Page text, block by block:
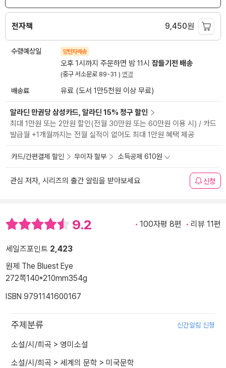
전자책 9,450원
수령예상일 양탄자배송
오후 1시까지 주문하면 밤 11시 잠들기전 배송
(중구 서소문로 89-31 ) 변경
배송료 유료 (도서 1만5천원 이상 무료)
알라딘 만권당 삼성카드, 알라딘 15% 청구 할인
최대 1만원 또는 2만원 할인(전월 30만원 또는 60만원 이용 시) / 카드
발급월 +1개월까지는 전월 실적이 없어도 최대 1만원 혜택 제공
카드/간편결제 할인 무이자 할부 소득공제 610원
관심 저자, 시리즈의 출간 알림을 받아보세요 신청
9.2 100자평 8편 리뷰 11편
세일즈포인트 2,423
원제 The Bluest Eye
272쪽140*210mm354g
ISBN 9791141600167
주제분류 신간알림 신청
소설/시/희곡 > 영미소설
소설/시/희곡 > 세계의 문학 > 미국문학